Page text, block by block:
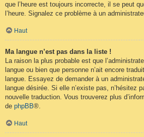
que l’heure est toujours incorrecte, il se peut
l’heure. Signalez ce problème à un
Haut
Ma langue n’est pas dans la liste !
La raison la plus probable est que
langue ou bien que personne n’ait encore
langue. Essayez de demander à un
langue désirée. Si elle n’existe pas, n’hésitez
nouvelle traduction. Vous trouverez plus
de phpBB®.
Haut